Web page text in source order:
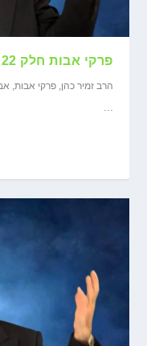
פרקי אבות חלק 22 הרב זמיר כהן במסרים לחיים
הרב זמיר כהן,פרקי אבות,